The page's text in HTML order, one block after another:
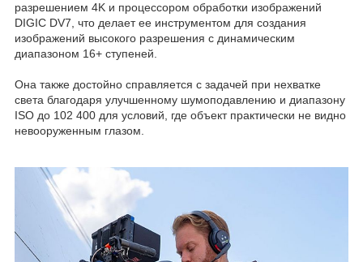
разрешением 4K и процессором обработки изображений
DIGIC DV7, что делает ее инструментом для создания
изображений высокого разрешения с динамическим
диапазоном 16+ ступеней.
Она также достойно справляется с задачей при нехватке
света благодаря улучшенному шумоподавлению и диапазону
ISO до 102 400 для условий, где объект практически не видно
невооруженным глазом.